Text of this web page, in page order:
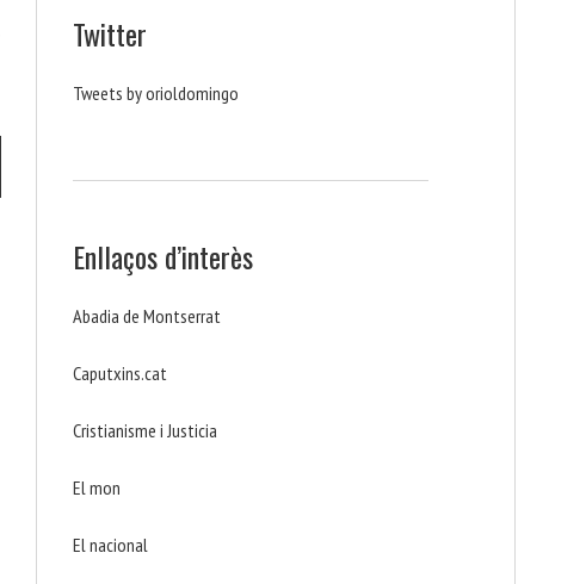
Twitter
Tweets by orioldomingo
Enllaços d’interès
Abadia de Montserrat
Caputxins.cat
Cristianisme i Justicia
El mon
El nacional